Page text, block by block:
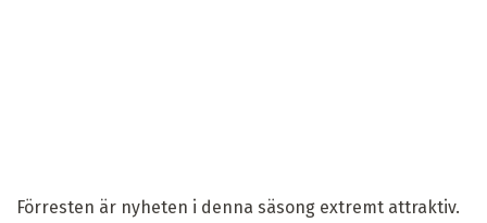
Förresten är nyheten i denna säsong extremt attraktiv.